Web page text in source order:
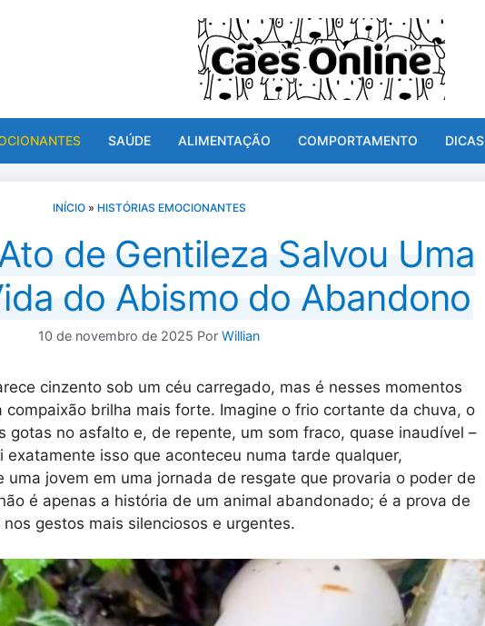
SAÚDE ALIMENTAÇÃO COMPORTAMENTO DICAS
INÍCIO» HISTÓRIAS EMOCIONANTES
de Gentileza Salvou Uma
do Abismo do Abandono
10 de novembro de 2025 Por Willian
cinzento sob um céu carregado, mas é nesses momentos
compaixão brilha mais forte. Imagine o frio cortante da chuva, o
gotas no asfalto e, de repente, um som fraco, quase inaudível –
exatamente isso que aconteceu numa tarde qualquer,
jovem em uma jornada de resgate que provaria o poder de
é apenas a história de um animal abandonado; é a prova de
gestos mais silenciosos e urgentes.